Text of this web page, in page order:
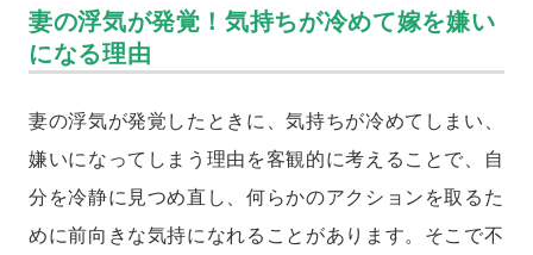
妻の浮気が発覚！気持ちが冷めて嫁を嫌い
になる理由
妻の浮気が発覚したときに、気持ちが冷めてしまい、
嫌いになってしまう理由を客観的に考えることで、自
分を冷静に見つめ直し、何らかのアクションを取るた
めに前向きな気持になれることがあります。そこで不